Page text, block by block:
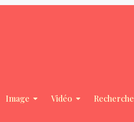
Image Vidéo Recherche